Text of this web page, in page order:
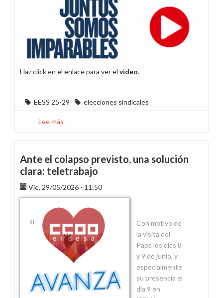
Madrid
Haz click en el enlace para ver el video.
EESS 25-29 elecciones sindicales
Lee más
imparables
Ante el colapso previsto, una solución
clara: teletrabajo
Vie, 29/05/2026 - 11:50
Con motivo de
la visita del
Papa los días 8
y 9 de junio, y
especialmente
su presencia el
día 9 en